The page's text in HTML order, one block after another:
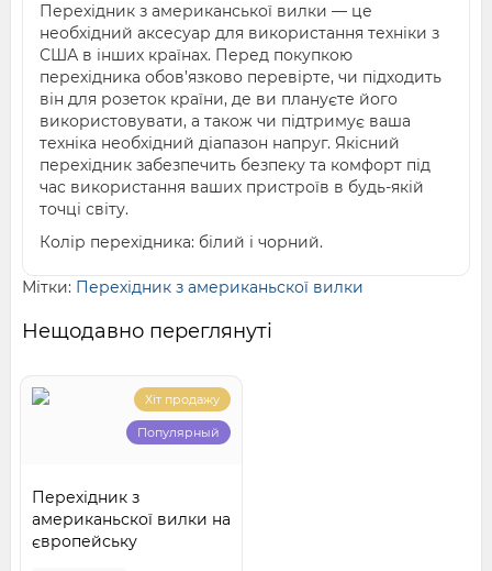
Перехідник з американської вилки — це
необхідний аксесуар для використання техніки з
США в інших країнах. Перед покупкою
перехідника обов’язково перевірте, чи підходить
він для розеток країни, де ви плануєте його
використовувати, а також чи підтримує ваша
техніка необхідний діапазон напруг. Якісний
перехідник забезпечить безпеку та комфорт під
час використання ваших пристроїв в будь-якій
точці світу.
Колір перехідника: білий і чорний.
Мітки: Перехідник з американьскої вилки
Нещодавно переглянуті
Хіт продажу
Популярный
Перехідник з
американьскої вилки на
європейську